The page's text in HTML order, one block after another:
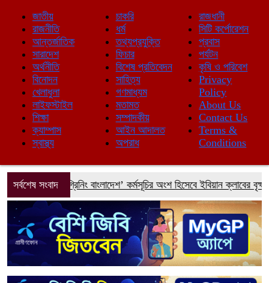
জাতীয়
রাজনীতি
আন্তর্জাতিক
সারাদেশ
অর্থনীতি
বিনোদন
খেলাধুলা
লাইফস্টাইল
শিক্ষা
ক্যাম্পাস
স্বাস্থ্য
চাকরি
ধর্ম
তথ্যপ্রযুক্তি
ফিচার
বিশেষ প্রতিবেদন
সাহিত্য
গণমাধ্যম
মতামত
সম্পাদকীয়
আইন আদালত
অপরাধ
রাজধানী
সিটি কর্পোরেশন
প্রবাস
পর্যটন
কৃষি ও পরিবেশ
Privacy
Policy
About Us
Contact Us
Terms &
Conditions
সর্বশেষ সংবাদ
উত্তরায় ‘গ্রিনিং বাংলাদেশ’ কর্মসূচির অংশ হিসেবে ইবিয়ান ক্লাবের বৃক্ষরোপণ